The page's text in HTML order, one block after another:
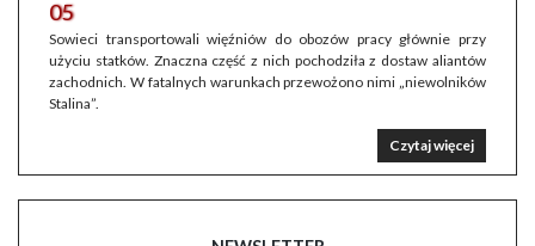
05
Sowieci transportowali więźniów do obozów pracy głównie przy
użyciu statków. Znaczna część z nich pochodziła z dostaw aliantów
zachodnich. W fatalnych warunkach przewożono nimi „niewolników
Stalina”.
Czytaj więcej